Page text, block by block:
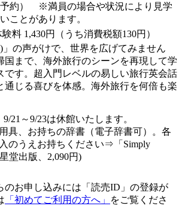
予約） ※満員の場合や状況により見学
ことがあります。
験料 1,430円（うち消費税額130円）
)」の声がけで、世界を広げてみません
国まで、海外旅行のシーンを再現して学
です。超入門レベルの易しい旅行英会話
通じる喜びを体感。海外旅行を何倍も楽
21～9/23は休館いたします。
具、お持ちの辞書（電子辞書可）。各
のうえお持ちください⇒「Simply
堂出版、2,090円)
お申し込みには「読売ID」の登録が
「初めてご利用の方へ」
をご覧くださ